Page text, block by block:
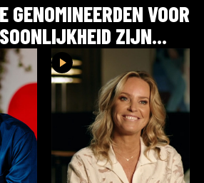
GENOMINEERDEN VOOR
ZIJN...